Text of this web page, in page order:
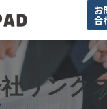
お
合
サービス詳細
選ばれる理由
営業支援会社様向け
リンク